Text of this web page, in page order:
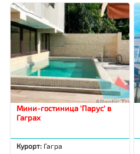
Мини-гостиница 'Парус' в
Гаграх
Курорт: Гагра